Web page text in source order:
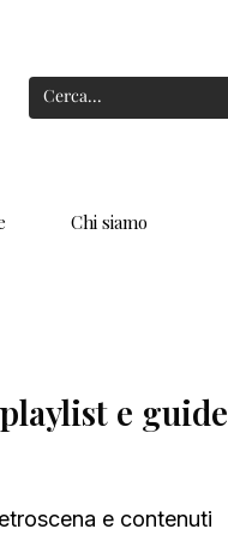
Chi siamo
e guide
e contenuti